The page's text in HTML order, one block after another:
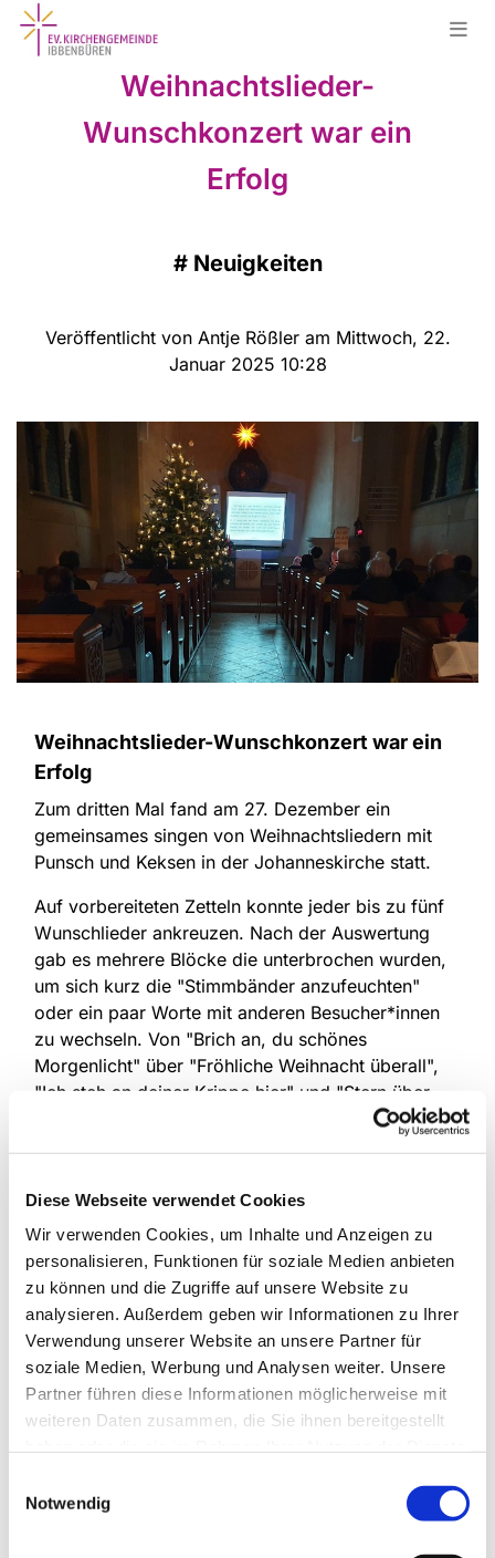
Diese Webseite verwendet Cookies
Wir verwenden Cookies, um Inhalte und Anzeigen zu
personalisieren, Funktionen für soziale Medien anbieten
zu können und die Zugriffe auf unsere Website zu
analysieren. Außerdem geben wir Informationen zu Ihrer
Verwendung unserer Website an unsere Partner für
soziale Medien, Werbung und Analysen weiter. Unsere
Partner führen diese Informationen möglicherweise mit
weiteren Daten zusammen, die Sie ihnen bereitgestellt
Notwendig
Weihnachtslieder-
Wunschkonzert war ein
Erfolg
# Neuigkeiten
Veröffentlicht von Antje Rößler am Mittwoch, 22.
Januar 2025 10:28
Weihnachtslieder-Wunschkonzert war ein
Erfolg
Zum dritten Mal fand am 27. Dezember ein
gemeinsames singen von Weihnachtsliedern mit
Punsch und Keksen in der Johanneskirche statt.
Auf vorbereiteten Zetteln konnte jeder bis zu fünf
Wunschlieder ankreuzen. Nach der Auswertung
gab es mehrere Blöcke die unterbrochen wurden,
um sich kurz die "Stimmbänder anzufeuchten"
oder ein paar Worte mit anderen Besucher*innen
zu wechseln. Von "Brich an, du schönes
Morgenlicht" über "Fröhliche Weihnacht überall",
"Ich steh an deiner Krippe hier" und "Stern über
Bethlehem" gab es ein großes Repertoire, das die
alle Besucher*innen mit einem Lächeln in den
Abend entschwinden.
Das Organisationsteam um Organist Michael
Kimmel war sich einig: diese Aktion wird in 2025
eine Neuauflage bekommen!
Dies könnte Sie auch